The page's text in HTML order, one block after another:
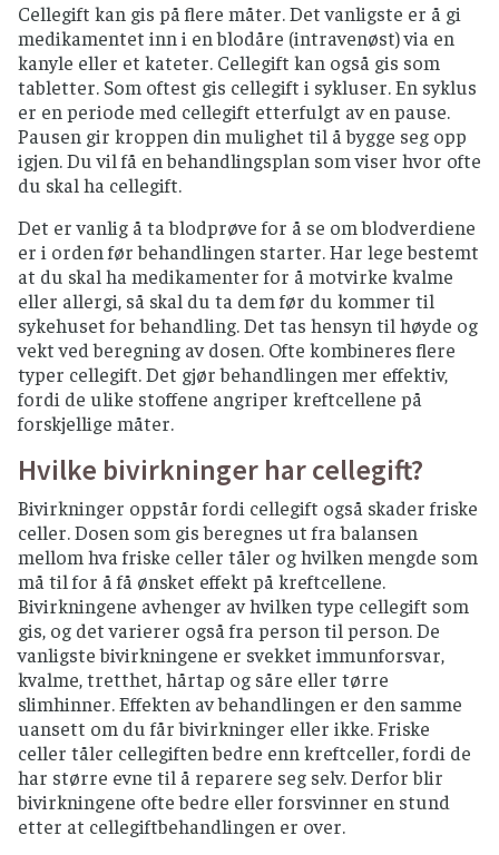
Cellegift kan gis på flere måter. Det vanligste er å gi
medikamentet inn i en blodåre (intravenøst) via en
kanyle eller et kateter. Cellegift kan også gis som
tabletter. Som oftest gis cellegift i sykluser. En syklus
er en periode med cellegift etterfulgt av en pause.
Pausen gir kroppen din mulighet til å bygge seg opp
igjen. Du vil få en behandlingsplan som viser hvor ofte
du skal ha cellegift.
Det er vanlig å ta blodprøve for å se om blodverdiene
er i orden før behandlingen starter. Har lege bestemt
at du skal ha medikamenter for å motvirke kvalme
eller allergi, så skal du ta dem før du kommer til
sykehuset for behandling. Det tas hensyn til høyde og
vekt ved beregning av dosen. Ofte kombineres flere
typer cellegift. Det gjør behandlingen mer effektiv,
fordi de ulike stoffene angriper kreftcellene på
forskjellige måter.
Hvilke bivirkninger har cellegift?
Bivirkninger oppstår fordi cellegift også skader friske
celler. Dosen som gis beregnes ut fra balansen
mellom hva friske celler tåler og hvilken mengde som
må til for å få ønsket effekt på kreftcellene.
Bivirkningene avhenger av hvilken type cellegift som
gis, og det varierer også fra person til person. De
vanligste bivirkningene er svekket immunforsvar,
kvalme, tretthet, hårtap og såre eller tørre
slimhinner. Effekten av behandlingen er den samme
uansett om du får bivirkninger eller ikke. Friske
celler tåler cellegiften bedre enn kreftceller, fordi de
har større evne til å reparere seg selv. Derfor blir
bivirkningene ofte bedre eller forsvinner en stund
etter at cellegiftbehandlingen er over.